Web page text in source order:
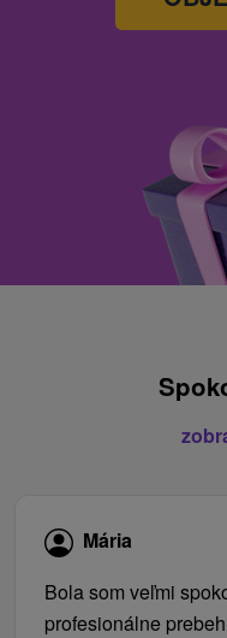
Mária
Bola som veľmi
profesionálne